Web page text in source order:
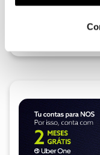
utilização dos